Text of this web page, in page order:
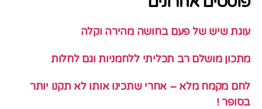
עוגת שיש של פעם בחושה מהירה וקלה
מתכון מושלם רב תכליתי ללחמניות וגם לחלות
לחם מקמח מלא – אחרי שתכינו אותו לא תקנו יותר
בסופר !